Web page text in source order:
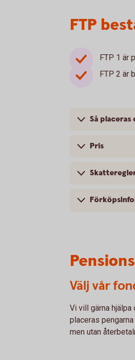
FTP
FTP 1 är
FTP 2 är
Så
Pris
Välj vår
Vi vill gärna
placeras
men utan